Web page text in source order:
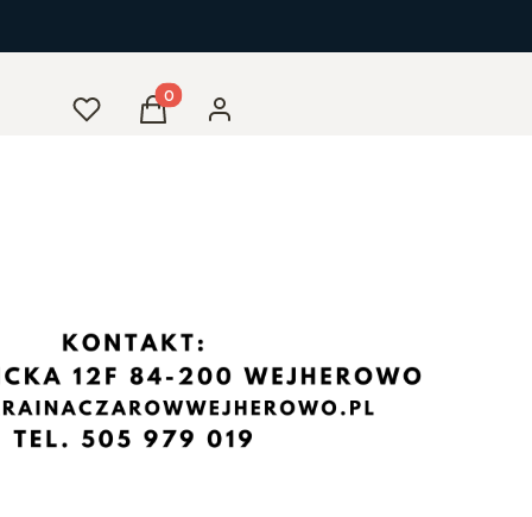
UlubioneProdukty w koszyku: 0. Zobacz szczegóły
Koszyk Zaloguj się